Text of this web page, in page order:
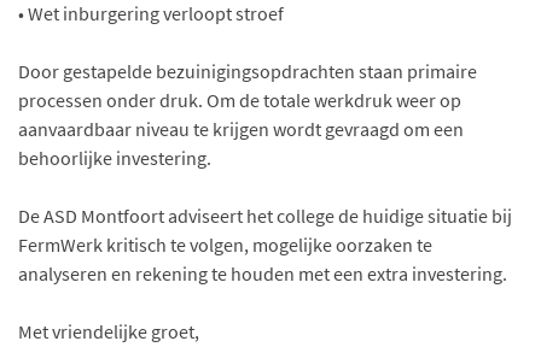
• Wet inburgering verloopt stroef
Door gestapelde bezuinigingsopdrachten staan primaire
processen onder druk. Om de totale werkdruk weer op
aanvaardbaar niveau te krijgen wordt gevraagd om een
behoorlijke investering.
De ASD Montfoort adviseert het college de huidige situatie bij
FermWerk kritisch te volgen, mogelijke oorzaken te
analyseren en rekening te houden met een extra investering.
Met vriendelijke groet,